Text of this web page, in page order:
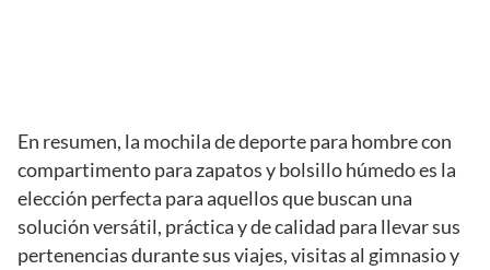
En resumen, la mochila de deporte para hombre con
compartimento para zapatos y bolsillo húmedo es la
elección perfecta para aquellos que buscan una
solución versátil, práctica y de calidad para llevar sus
pertenencias durante sus viajes, visitas al gimnasio y